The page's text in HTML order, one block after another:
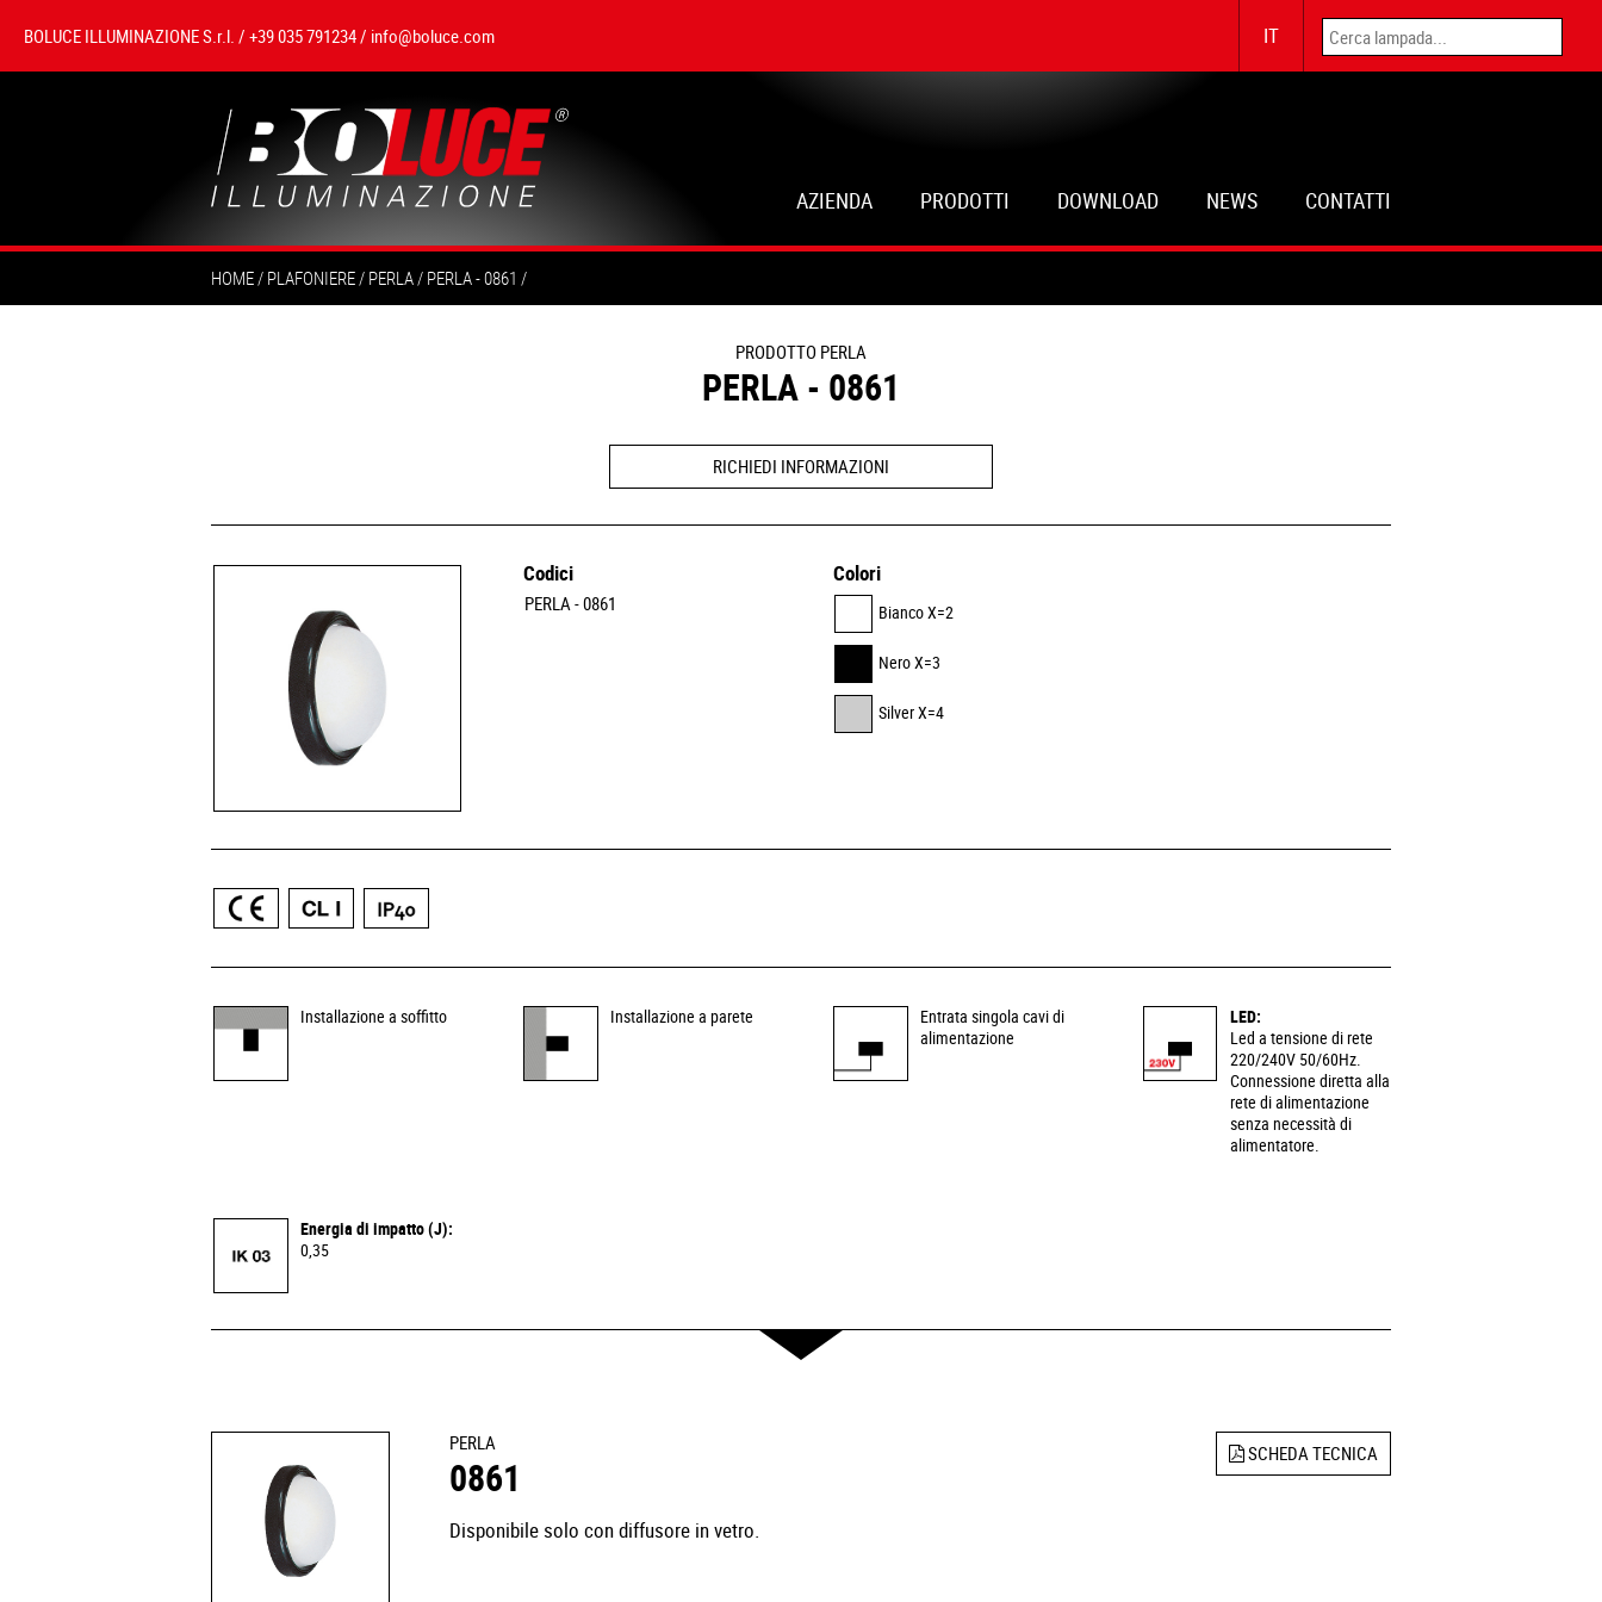
BOLUCE ILLUMINAZIONE S.r.l. / +39 035 791234 / info@boluce.com IT
AZIENDA PRODOTTI DOWNLOAD NEWS CONTATTI
HOME PLAFONIERE PERLA PERLA - 0861
PRODOTTO PERLA
PERLA - 0861
RICHIEDI INFORMAZIONI
Codici
PERLA - 0861
Colori
Bianco X=2
Nero X=3
Silver X=4
Installazione a soffitto Installazione a parete
Entrata singola cavi di
alimentazione
LED:
Led a tensione di rete
220/240V 50/60Hz.
Connessione diretta alla
rete di alimentazione
senza necessità di
alimentatore.
Energia di impatto (J):
0,35
SCHEDA TECNICA
PERLA
0861
Disponibile solo con diffusore in vetro.